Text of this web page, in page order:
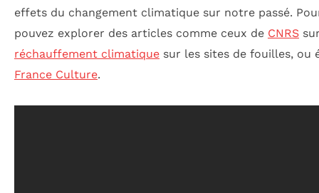
effets du changement climatique sur notre passé.
pouvez explorer des articles comme ceux de CNRS
réchauffement climatique sur les sites de fouilles, ou
France Culture.